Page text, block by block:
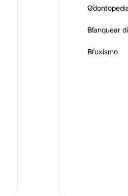
Blanquear
Bruxismo